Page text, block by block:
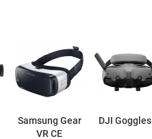
Samsung Gear
VR CE
DJI